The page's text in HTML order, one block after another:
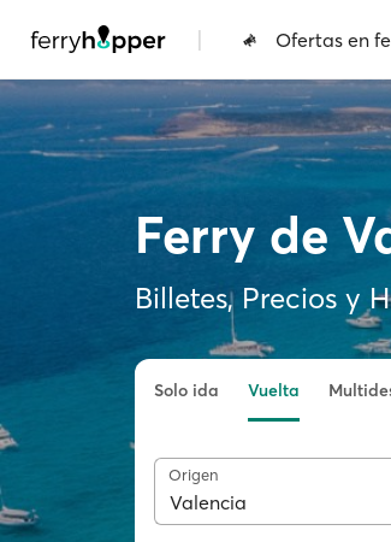
| Ofertas en
Ferry de
Billetes, Precios y
Solo ida Vuelta
Origen